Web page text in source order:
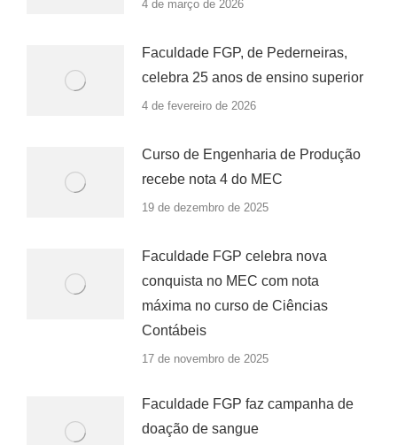
4 de março de 2026
Faculdade FGP, de Pederneiras,
celebra 25 anos de ensino superior
4 de fevereiro de 2026
Curso de Engenharia de Produção
recebe nota 4 do MEC
19 de dezembro de 2025
Faculdade FGP celebra nova
conquista no MEC com nota
máxima no curso de Ciências
Contábeis
17 de novembro de 2025
Faculdade FGP faz campanha de
doação de sangue